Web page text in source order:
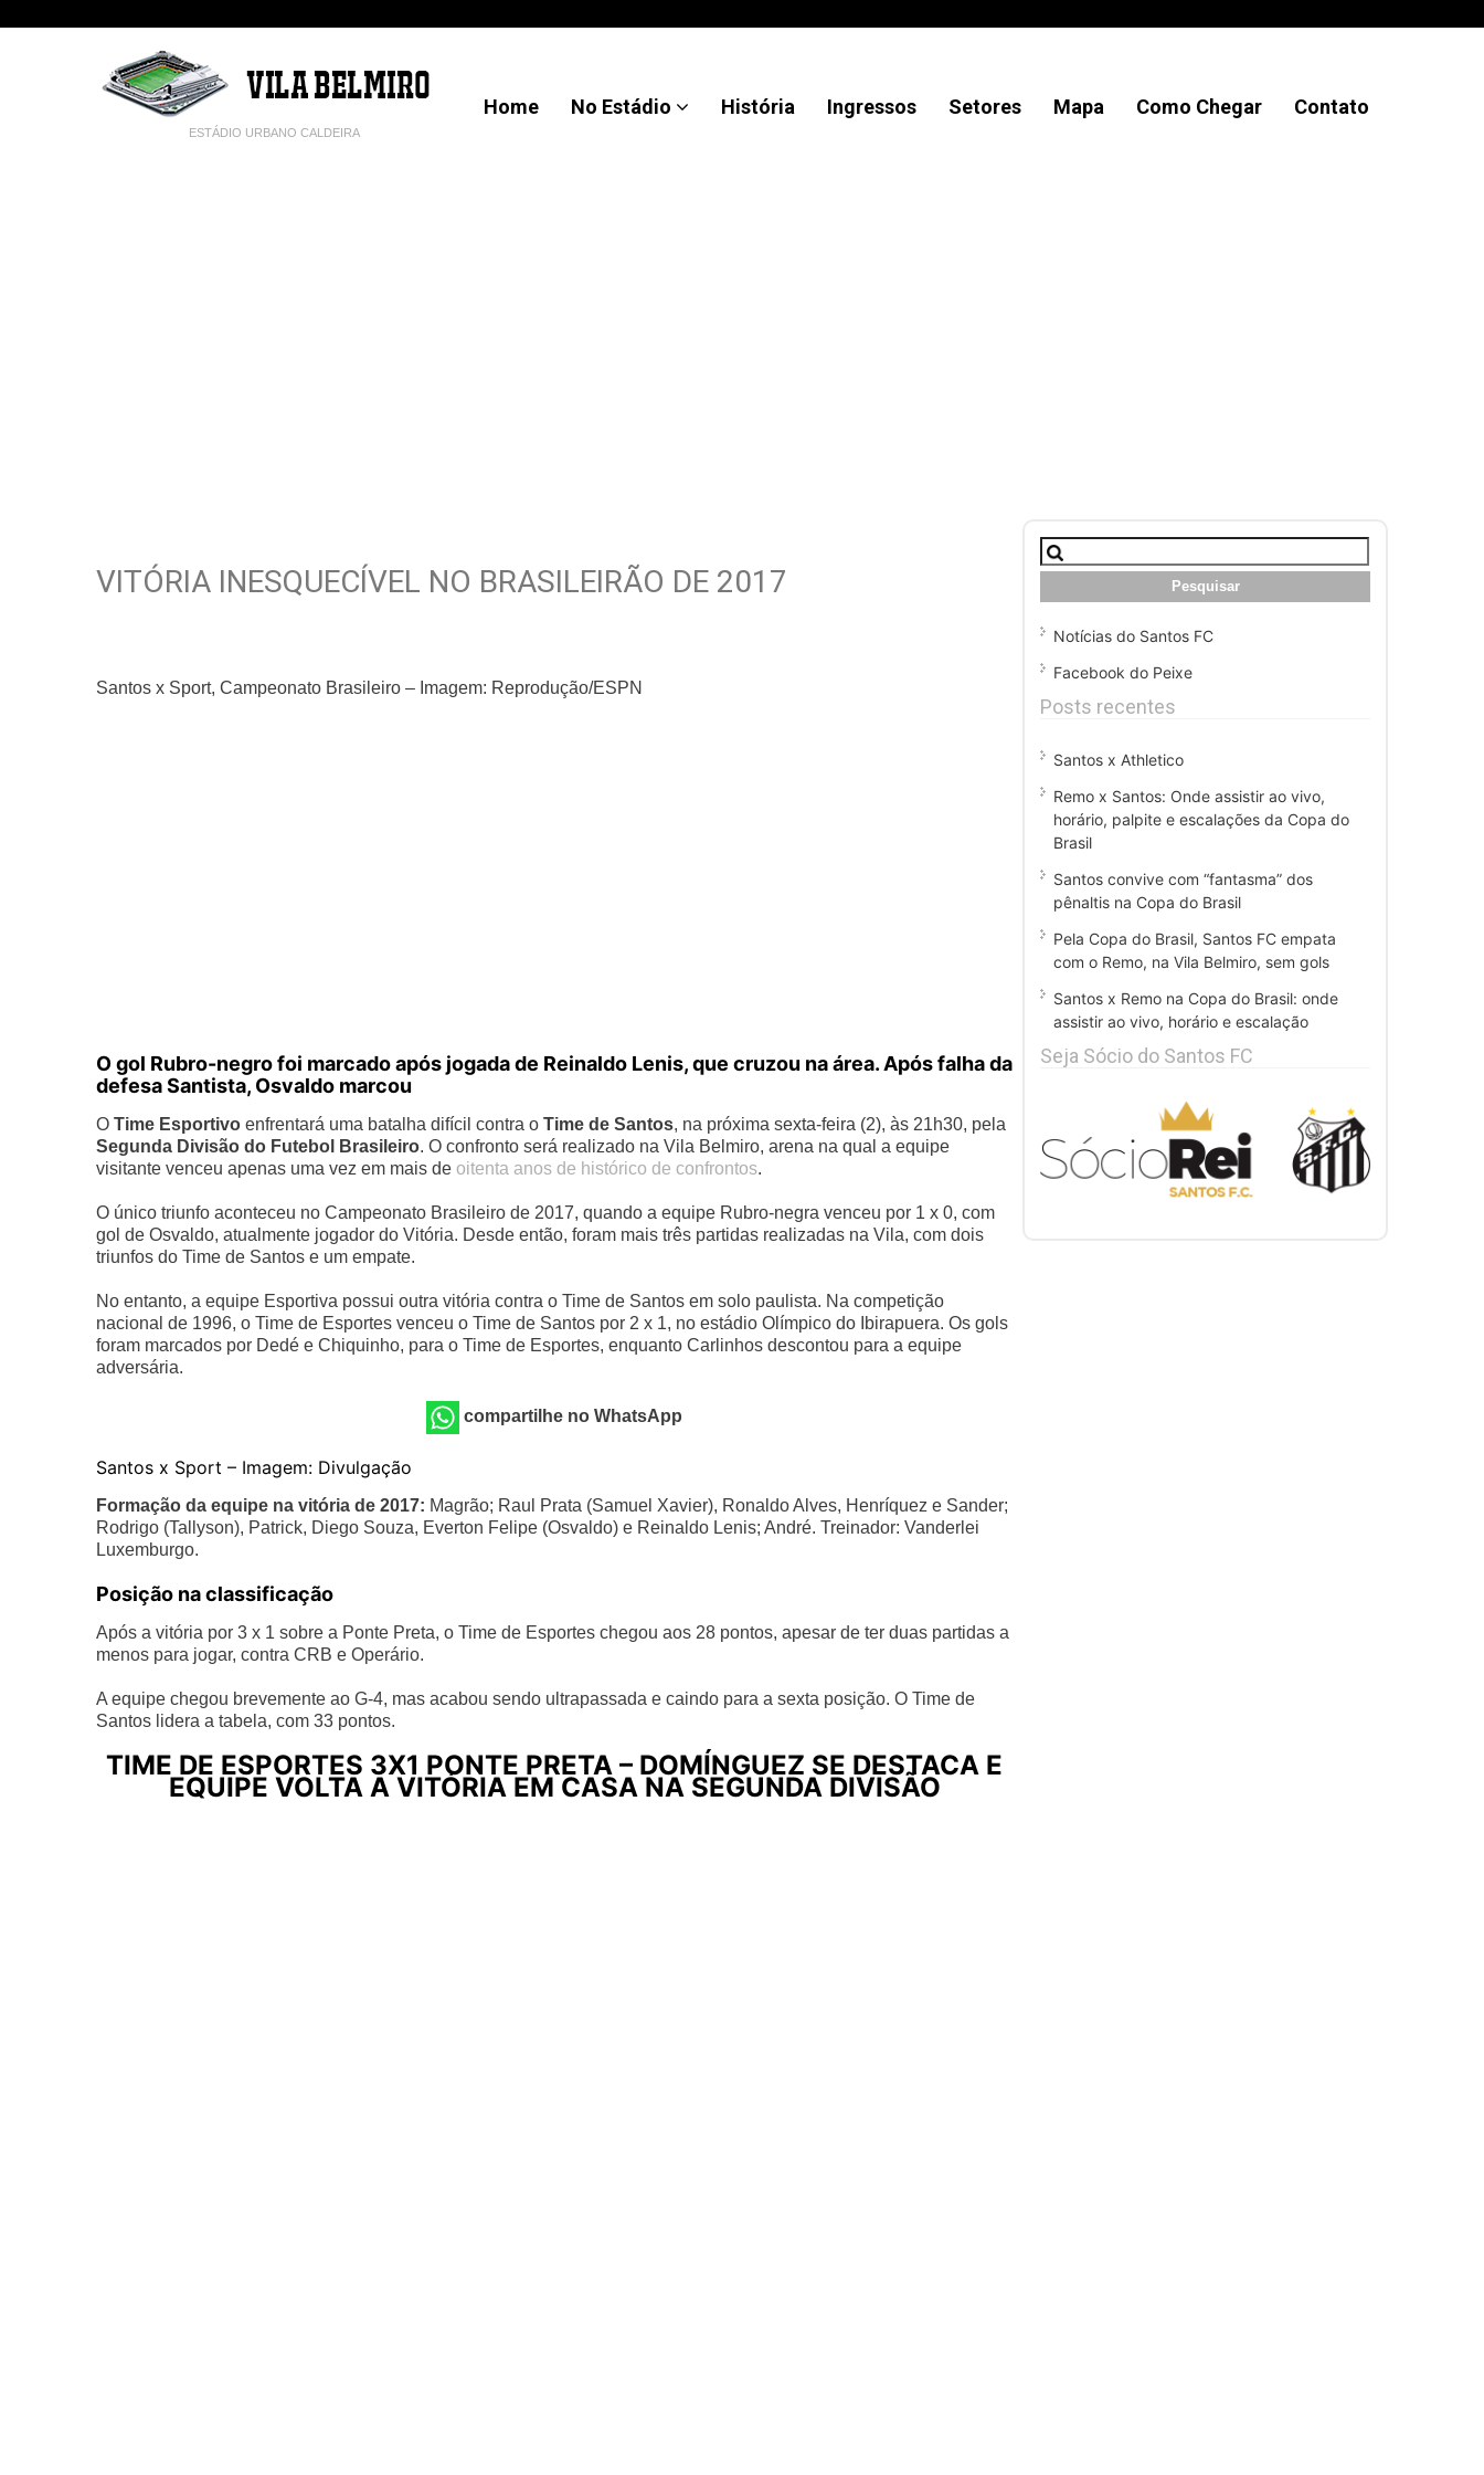
ESTÁDIO URBANO CALDEIRA
Home No Estádio História Ingressos Setores Mapa Como Chegar Contato
VITÓRIA INESQUECÍVEL NO BRASILEIRÃO DE 2017
Santos x Sport, Campeonato Brasileiro – Imagem: Reprodução/ESPN
O gol Rubro-negro foi marcado após jogada de Reinaldo Lenis, que cruzou na área. Após falha da
defesa Santista, Osvaldo marcou
O Time Esportivo enfrentará uma batalha difícil contra o Time de Santos, na próxima sexta-feira (2), às 21h30, pela
Segunda Divisão do Futebol Brasileiro. O confronto será realizado na Vila Belmiro, arena na qual a equipe
visitante venceu apenas uma vez em mais de oitenta anos de histórico de confrontos.
O único triunfo aconteceu no Campeonato Brasileiro de 2017, quando a equipe Rubro-negra venceu por 1 x 0, com
gol de Osvaldo, atualmente jogador do Vitória. Desde então, foram mais três partidas realizadas na Vila, com dois
triunfos do Time de Santos e um empate.
No entanto, a equipe Esportiva possui outra vitória contra o Time de Santos em solo paulista. Na competição
nacional de 1996, o Time de Esportes venceu o Time de Santos por 2 x 1, no estádio Olímpico do Ibirapuera. Os gols
foram marcados por Dedé e Chiquinho, para o Time de Esportes, enquanto Carlinhos descontou para a equipe
adversária.
compartilhe no WhatsApp
Santos x Sport – Imagem: Divulgação
Formação da equipe na vitória de 2017: Magrão; Raul Prata (Samuel Xavier), Ronaldo Alves, Henríquez e Sander;
Rodrigo (Tallyson), Patrick, Diego Souza, Everton Felipe (Osvaldo) e Reinaldo Lenis; André. Treinador: Vanderlei
Luxemburgo.
Posição na classificação
Após a vitória por 3 x 1 sobre a Ponte Preta, o Time de Esportes chegou aos 28 pontos, apesar de ter duas partidas a
menos para jogar, contra CRB e Operário.
A equipe chegou brevemente ao G-4, mas acabou sendo ultrapassada e caindo para a sexta posição. O Time de
Santos lidera a tabela, com 33 pontos.
TIME DE ESPORTES 3X1 PONTE PRETA – DOMÍNGUEZ SE DESTACA E
EQUIPE VOLTA A VITÓRIA EM CASA NA SEGUNDA DIVISÃO
Pesquisar
por:
Notícias do Santos FC
Facebook do Peixe
Posts recentes
Santos x Athletico
Remo x Santos: Onde assistir ao vivo,
horário, palpite e escalações da Copa do
Brasil
Santos convive com “fantasma” dos
pênaltis na Copa do Brasil
Pela Copa do Brasil, Santos FC empata
com o Remo, na Vila Belmiro, sem gols
Santos x Remo na Copa do Brasil: onde
assistir ao vivo, horário e escalação
Seja Sócio do Santos FC